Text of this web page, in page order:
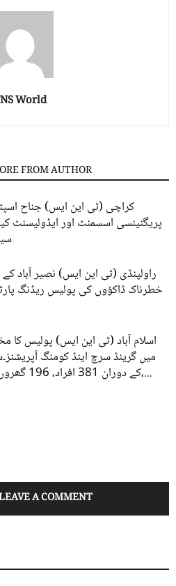
World
FROM AUTHOR
کراچی (ٹی این ایس) جناح
پریگنینسی اسسمنٹ اور ایڈولیسنٹ
خطرناک ڈاکؤوں کی پولیس ریڈنگ
اسلام آباد (ٹی این ایس) پولیس کا
میں گرینڈ سرچ اینڈ کومنگ
کے دوران 381 افراد، 196 گھروں، 38 دکانیں،...
A COMMENT